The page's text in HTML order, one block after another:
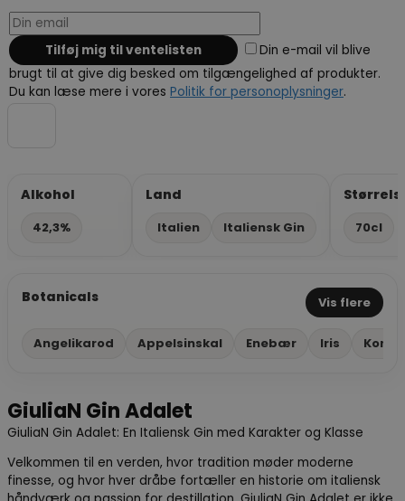
Din e-mail vil blive
brugt til at give dig besked om tilgængelighed af produkter.
Du kan læse mere i vores Politik for personoplysninger.
Alkohol
42,3%
Land
Italien Italiensk Gin 70cl
Botanicals Vis flere
Angelikarod Appelsinskal Enebær Iris
GiuliaN Gin Adalet
GiuliaN Gin Adalet: En Italiensk Gin med Karakter og Klasse
Velkommen til en verden, hvor tradition møder moderne
finesse, og hvor hver dråbe fortæller en historie om italiensk